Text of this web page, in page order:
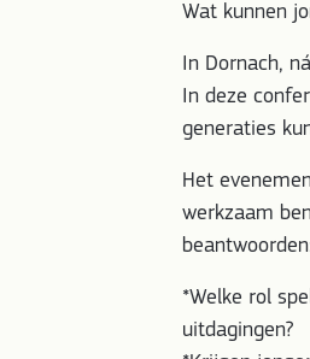
Wat kunnen
In Dornach,
In deze
generaties
Het
werkzaam
*Welke rol
uitdagingen?